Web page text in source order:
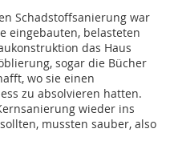
Schadstoffsanierung war
eingebauten, belasteten
das Haus
sogar die Bücher
wo sie einen
zu absolvieren hatten.
wieder ins
mussten sauber, also